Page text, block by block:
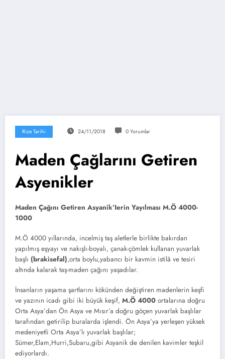
Rize Tarihi 24/11/2018 0 Yorumlar
Maden Çağlarını Getiren
Asyenikler
Maden Çağını Getiren Asyanik’Ierin Yayılması M.Ö 4000-
1000
M.Ö 4000 yıllarında, incelmiş taş aletlerle birlikte bakırdan
yapılmış eşyayı ve nakışlı-boyalı, çanak-çömlek kullanan yuvarlak
başlı (brakisefal),orta boylu,yabancı bir kavmin istilâ ve tesiri
altında kalarak taş-maden çağını yaşadılar.
İnsanların yaşama şartlarını kökünden değiştiren madenlerin keşfi
ve yazının icadı gibi iki büyük keşif, M.Ö 4000 ortalarına doğru
Orta Asya’dan Ön Asya ve Mısır’a doğru göçen yuvarlak başlılar
tarafından getirilip buralarda işlendi. Ön Asya’ya yerleşen yüksek
medeniyetli Orta Asya’lı yuvarlak başlılar;
Sümer,Elam,Hurri,Subaru,gibi Asyanik de denilen kavimler teşkil
ediyorlardı.